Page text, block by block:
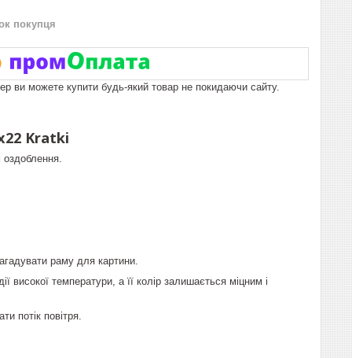
покупця
ви можете купити будь-який товар не покидаючи сайту.
Kratki
раму для картини.
температури, а її колір залишається міцним і
потік повітря.